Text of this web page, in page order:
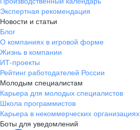
Экспертная рекомендация
Новости и статьи
Блог
О компаниях в игровой форме
Жизнь в компании
ИТ-проекты
Рейтинг работодателей России
Молодым специалистам
Карьера для молодых специалистов
Школа программистов
Карьера в некоммерческих организациях
Боты для уведомлений